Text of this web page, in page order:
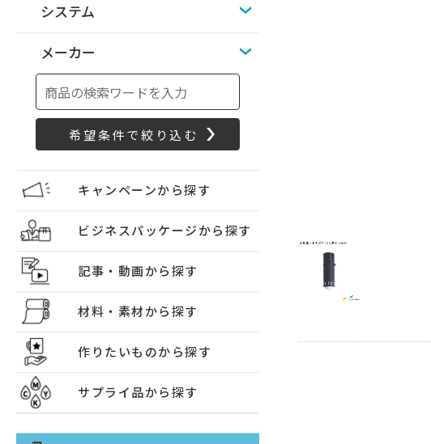
システム
メーカー
キャンペーンから探す
ビジネスパッケージから探す
記事・動画から探す
材料・素材から探す
作りたいものから探す
サプライ品から探す